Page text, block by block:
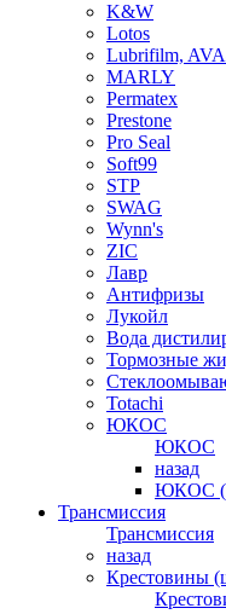
K&W
Lotos
Lubrifilm,
MARLY
Permatex
Prestone
Pro Seal
Soft99
STP
SWAG
Wynn's
ZIC
Лавр
Антифризы
Лукойл
Вода
Тормозные
Totachi
ЮКОС
ЮКОС
назад
ЮКОС
Трансмиссия
Трансмиссия
назад
Крестовины